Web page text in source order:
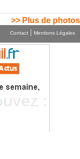
>> Plus de photos
Contact | Mentions Légales